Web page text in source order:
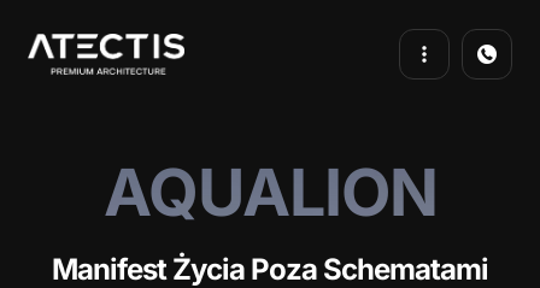
AQUALION
Manifest Życia Poza Schematami